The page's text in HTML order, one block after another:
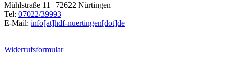
Mühlstraße 11 | 72622 Nürtingen
Tel: 07022/39993
E-Mail: info[at]hdf-nuertingen[dot]de
Widerrufsformular